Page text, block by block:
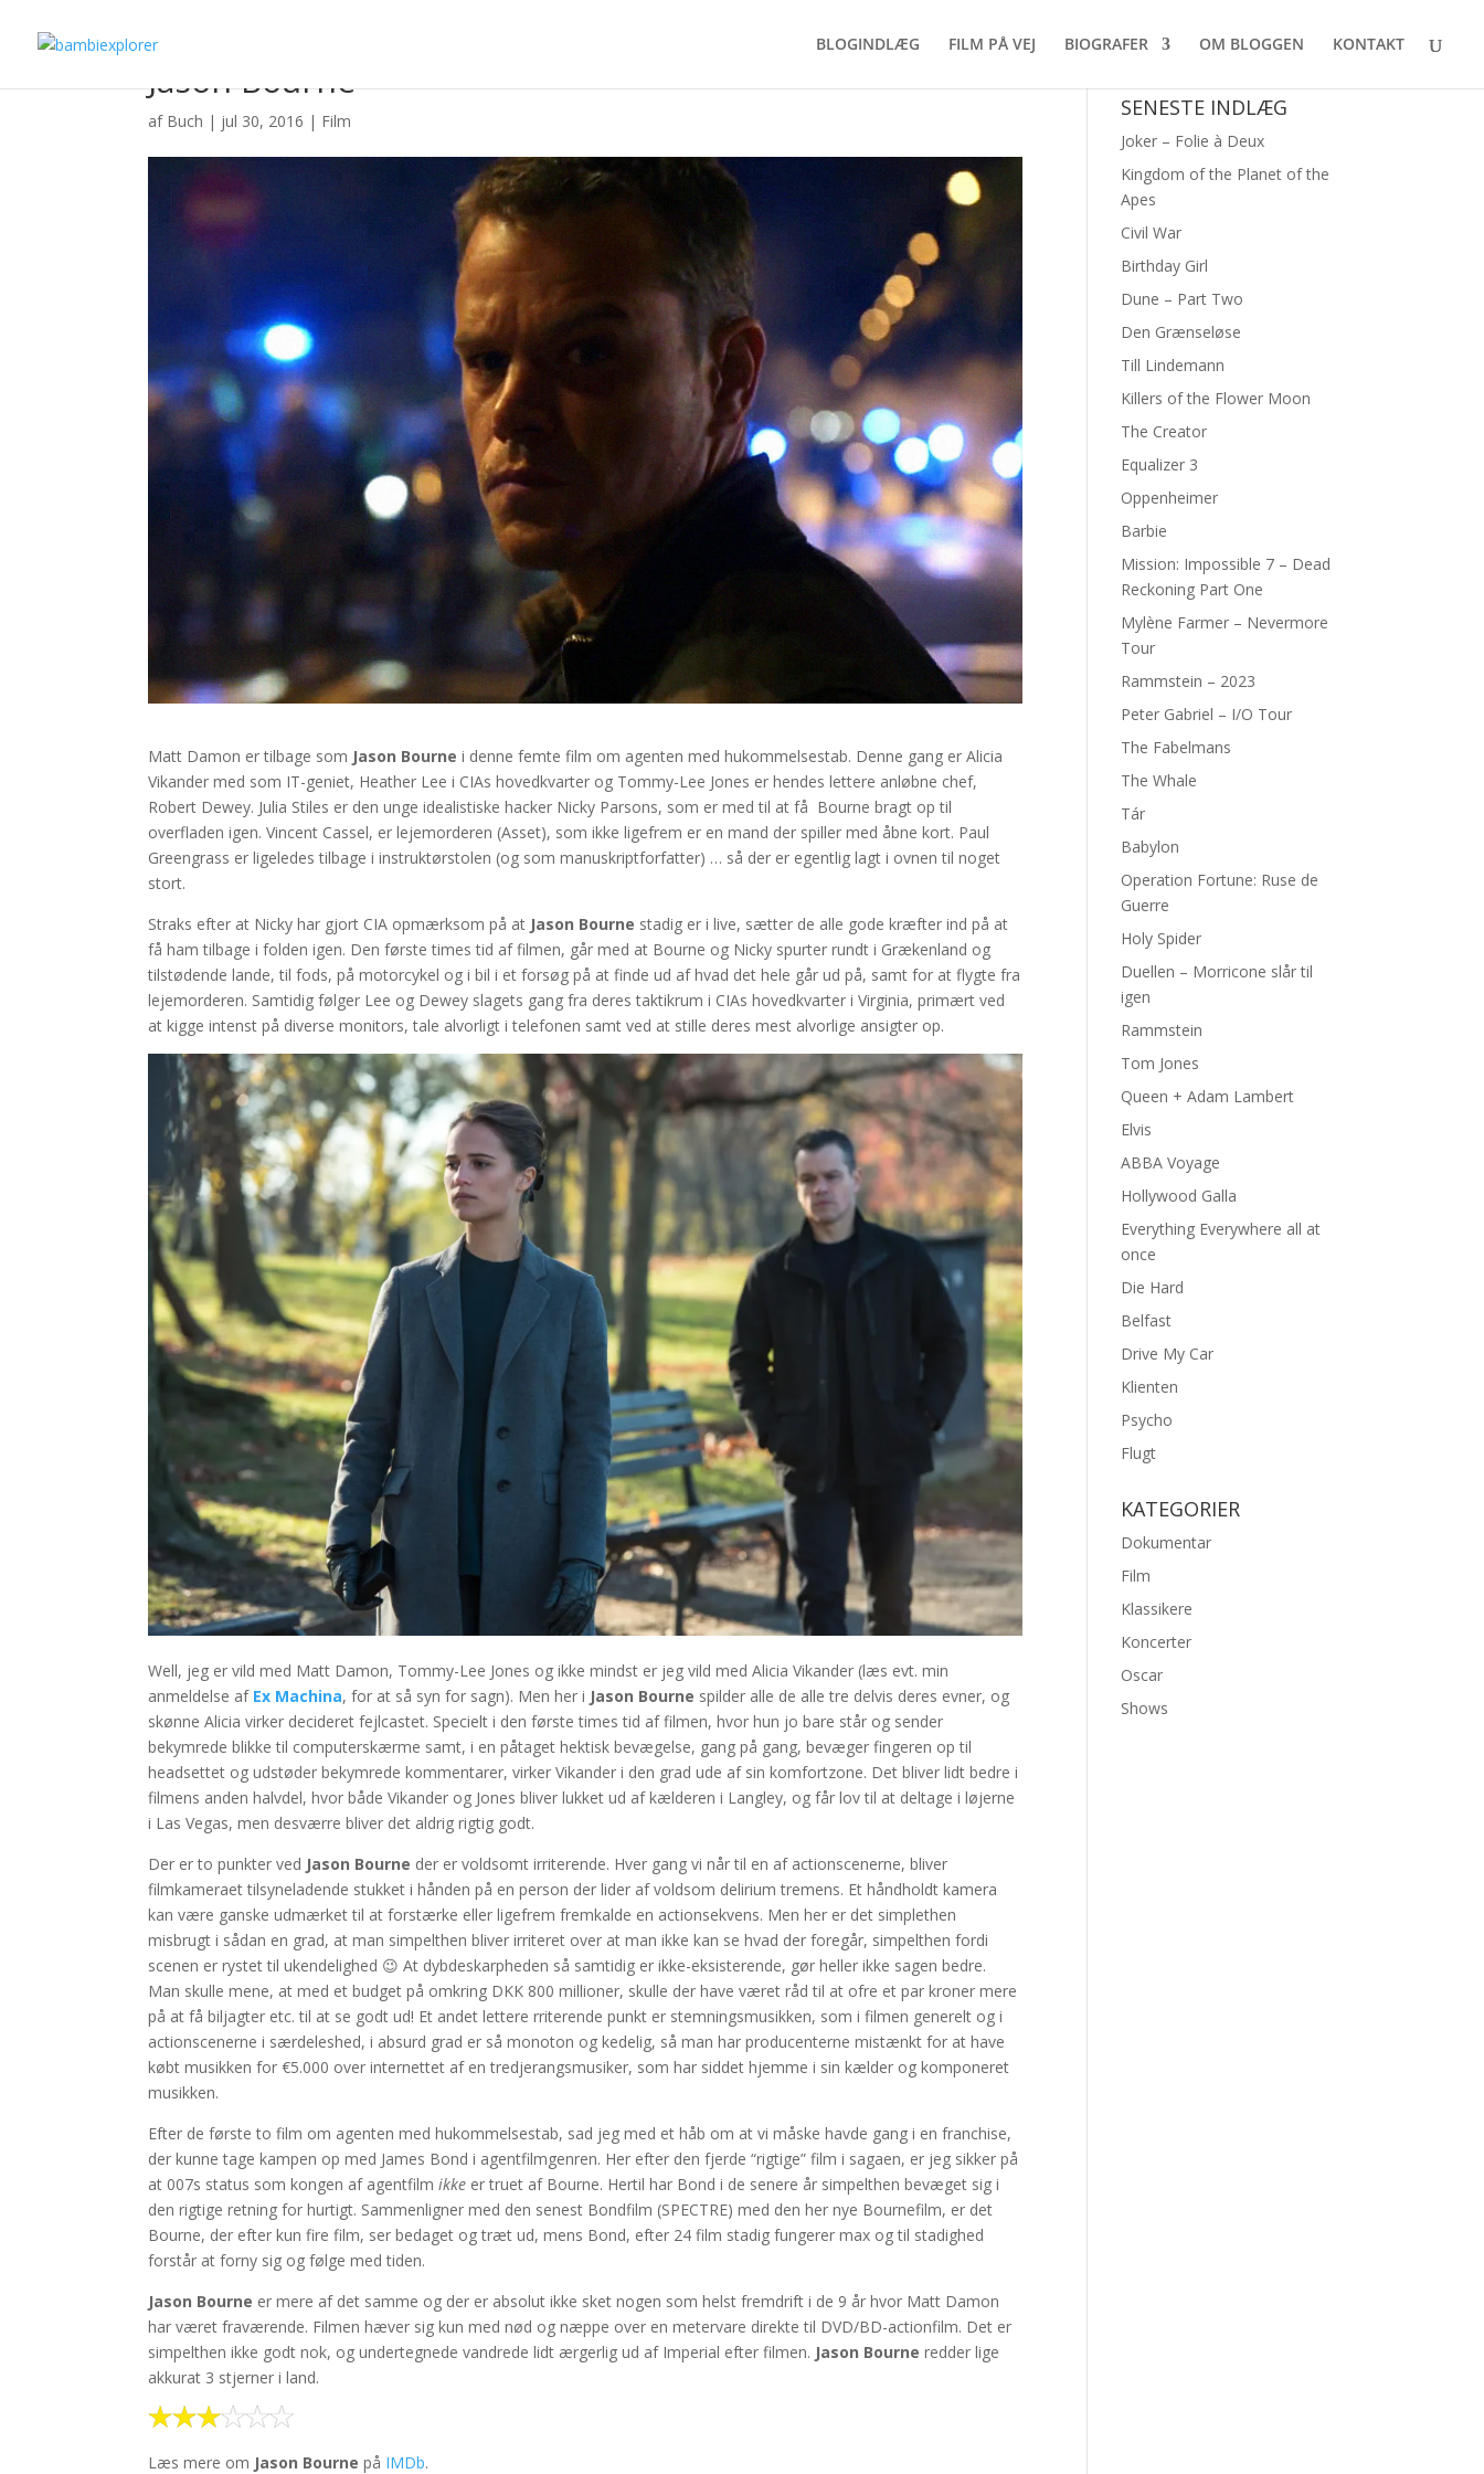
BLOGINDLÆG FILM PÅ VEJ BIOGRAFER OM BLOGGEN KONTAKT
Jason Bourne
af Buch | jul 30, 2016 | Film
Matt Damon er tilbage som Jason Bourne i denne femte film om agenten med hukommelsestab. Denne gang er Alicia
Vikander med som IT-geniet, Heather Lee i CIAs hovedkvarter og Tommy-Lee Jones er hendes lettere anløbne chef,
Robert Dewey. Julia Stiles er den unge idealistiske hacker Nicky Parsons, som er med til at få Bourne bragt op til
overfladen igen. Vincent Cassel, er lejemorderen (Asset), som ikke ligefrem er en mand der spiller med åbne kort. Paul
Greengrass er ligeledes tilbage i instruktørstolen (og som manuskriptforfatter) … så der er egentlig lagt i ovnen til noget
stort.
Straks efter at Nicky har gjort CIA opmærksom på at Jason Bourne stadig er i live, sætter de alle gode kræfter ind på at
få ham tilbage i folden igen. Den første times tid af filmen, går med at Bourne og Nicky spurter rundt i Grækenland og
tilstødende lande, til fods, på motorcykel og i bil i et forsøg på at finde ud af hvad det hele går ud på, samt for at flygte fra
lejemorderen. Samtidig følger Lee og Dewey slagets gang fra deres taktikrum i CIAs hovedkvarter i Virginia, primært ved
at kigge intenst på diverse monitors, tale alvorligt i telefonen samt ved at stille deres mest alvorlige ansigter op.
Well, jeg er vild med Matt Damon, Tommy-Lee Jones og ikke mindst er jeg vild med Alicia Vikander (læs evt. min
anmeldelse af Ex Machina, for at så syn for sagn). Men her i Jason Bourne spilder alle de alle tre delvis deres evner, og
skønne Alicia virker decideret fejlcastet. Specielt i den første times tid af filmen, hvor hun jo bare står og sender
bekymrede blikke til computerskærme samt, i en påtaget hektisk bevægelse, gang på gang, bevæger fingeren op til
headsettet og udstøder bekymrede kommentarer, virker Vikander i den grad ude af sin komfortzone. Det bliver lidt bedre i
filmens anden halvdel, hvor både Vikander og Jones bliver lukket ud af kælderen i Langley, og får lov til at deltage i løjerne
i Las Vegas, men desværre bliver det aldrig rigtig godt.
Der er to punkter ved Jason Bourne der er voldsomt irriterende. Hver gang vi når til en af actionscenerne, bliver
filmkameraet tilsyneladende stukket i hånden på en person der lider af voldsom delirium tremens. Et håndholdt kamera
kan være ganske udmærket til at forstærke eller ligefrem fremkalde en actionsekvens. Men her er det simplethen
misbrugt i sådan en grad, at man simpelthen bliver irriteret over at man ikke kan se hvad der foregår, simpelthen fordi
scenen er rystet til ukendelighed 😉 At dybdeskarpheden så samtidig er ikke-eksisterende, gør heller ikke sagen bedre.
Man skulle mene, at med et budget på omkring DKK 800 millioner, skulle der have været råd til at ofre et par kroner mere
på at få biljagter etc. til at se godt ud! Et andet lettere rriterende punkt er stemningsmusikken, som i filmen generelt og i
actionscenerne i særdeleshed, i absurd grad er så monoton og kedelig, så man har producenterne mistænkt for at have
købt musikken for €5.000 over internettet af en tredjerangsmusiker, som har siddet hjemme i sin kælder og komponeret
musikken.
Efter de første to film om agenten med hukommelsestab, sad jeg med et håb om at vi måske havde gang i en franchise,
der kunne tage kampen op med James Bond i agentfilmgenren. Her efter den fjerde “rigtige” film i sagaen, er jeg sikker på
at 007s status som kongen af agentfilmikke er truet af Bourne. Hertil har Bond i de senere år simpelthen bevæget sig i
den rigtige retning for hurtigt. Sammenligner med den senest Bondfilm (SPECTRE) med den her nye Bournefilm, er det
Bourne, der efter kun fire film, ser bedaget og træt ud, mens Bond, efter 24 film stadig fungerer max og til stadighed
forstår at forny sig og følge med tiden.
Jason Bourne er mere af det samme og der er absolut ikke sket nogen som helst fremdrift i de 9 år hvor Matt Damon
har været fraværende. Filmen hæver sig kun med nød og næppe over en metervare direkte til DVD/BD-actionfilm. Det er
simpelthen ikke godt nok, og undertegnede vandrede lidt ærgerlig ud af Imperial efter filmen. Jason Bourneredder lige
akkurat 3 stjerner i land.
Læs mere om Jason Bourne på IMDb.
SENESTE INDLÆG
Joker – Folie à Deux
Kingdom of the Planet of the
Apes
Civil War
Birthday Girl
Dune – Part Two
Den Grænseløse
Till Lindemann
Killers of the Flower Moon
The Creator
Equalizer 3
Oppenheimer
Barbie
Mission: Impossible 7 – Dead
Reckoning Part One
Mylène Farmer – Nevermore
Tour
Rammstein – 2023
Peter Gabriel – I/O Tour
The Fabelmans
The Whale
Tár
Babylon
Operation Fortune: Ruse de
Guerre
Holy Spider
Duellen – Morricone slår til
igen
Rammstein
Tom Jones
Queen + Adam Lambert
Elvis
ABBA Voyage
Hollywood Galla
Everything Everywhere all at
once
Die Hard
Belfast
Drive My Car
Klienten
Psycho
Flugt
KATEGORIER
Dokumentar
Film
Klassikere
Koncerter
Oscar
Shows